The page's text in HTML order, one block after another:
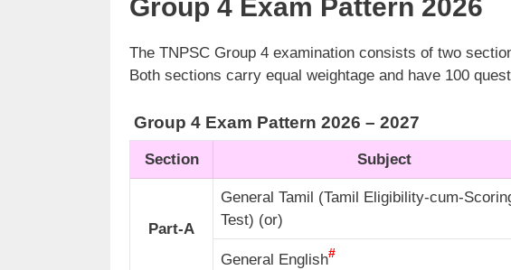
Group 4 Exam Pattern 2026
The TNPSC Group 4 examination consists of two
Both sections carry equal weightage and have 100
Group 4 Exam Pattern 2026 – 2027
Section Subject
Part-A
General Tamil (Tamil Eligibility-cum-
Test) (or)
General English#